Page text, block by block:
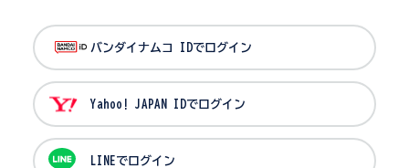
バンダイナムコ IDでログイン
Yahoo! JAPAN IDでログイン
LINEでログイン